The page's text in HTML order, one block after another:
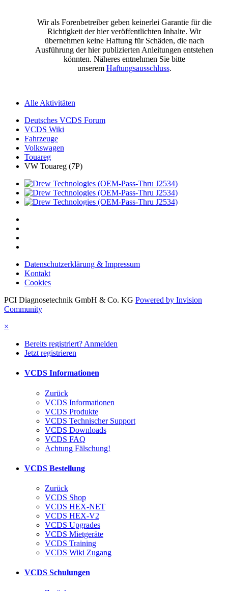
Wir als Forenbetreiber geben keinerlei Garantie für die
Richtigkeit der hier veröffentlichten Inhalte. Wir
übernehmen keine Haftung für Schäden, die nach
Ausführung der hier publizierten Anleitungen entstehen
könnten. Näheres entnehmen Sie bitte
unserem Haftungsausschluss.
Alle Aktivitäten
Deutsches VCDS Forum
VCDS Wiki
Fahrzeuge
Volkswagen
Touareg
VW Touareg (7P)
Datenschutzerklärung & Impressum
Kontakt
Cookies
PCI Diagnosetechnik GmbH & Co. KG Powered by Invision
Community
×
Bereits registriert? Anmelden
Jetzt registrieren
VCDS Informationen
Zurück
VCDS Informationen
VCDS Produkte
VCDS Technischer Support
VCDS Downloads
VCDS FAQ
Achtung Fälschung!
VCDS Bestellung
Zurück
VCDS Shop
VCDS HEX-NET
VCDS HEX-V2
VCDS Upgrades
VCDS Mietgeräte
VCDS Training
VCDS Wiki Zugang
VCDS Schulungen